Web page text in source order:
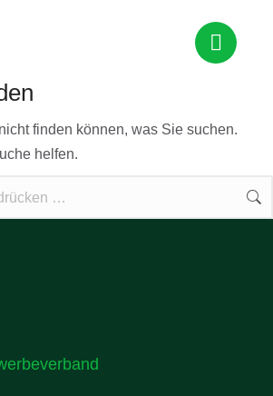
finden können, was Sie suchen.
helfen.